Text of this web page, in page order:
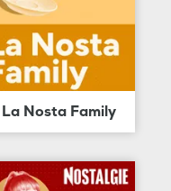
La Nosta Family